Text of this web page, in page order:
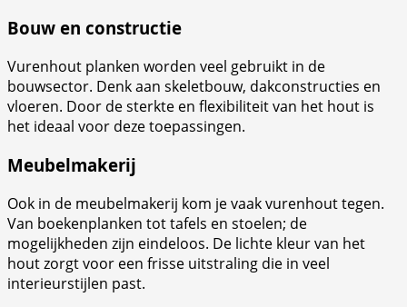
Bouw en constructie
Vurenhout planken worden veel gebruikt in de
bouwsector. Denk aan skeletbouw, dakconstructies en
vloeren. Door de sterkte en flexibiliteit van het hout is
het ideaal voor deze toepassingen.
Meubelmakerij
Ook in de meubelmakerij kom je vaak vurenhout tegen.
Van boekenplanken tot tafels en stoelen; de
mogelijkheden zijn eindeloos. De lichte kleur van het
hout zorgt voor een frisse uitstraling die in veel
interieurstijlen past.